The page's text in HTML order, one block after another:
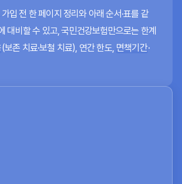
가입 전 한 페이지 정리와 아래 순서·표를 같
대비할 수 있고, 국민건강보험만으로는 한계
(보존 치료·보철 치료), 연간 한도, 면책기간·